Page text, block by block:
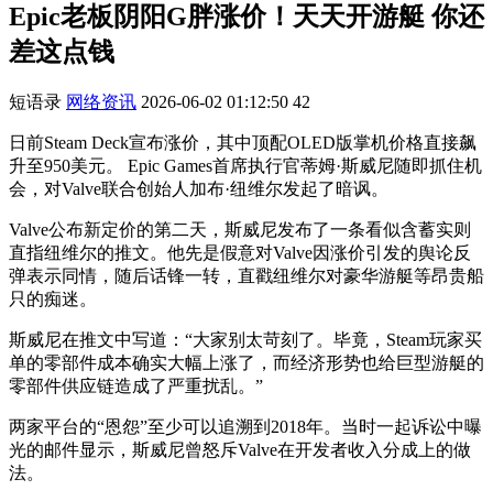
Epic老板阴阳G胖涨价！天天开游艇 你还
差这点钱
短语录 网络资讯 2026-06-02 01:12:50 42
日前Steam Deck宣布涨价，其中顶配OLED版掌机价格直接飙
升至950美元。 Epic Games首席执行官蒂姆·斯威尼随即抓住机
会，对Valve联合创始人加布·纽维尔发起了暗讽。
Valve公布新定价的第二天，斯威尼发布了一条看似含蓄实则
直指纽维尔的推文。他先是假意对Valve因涨价引发的舆论反
弹表示同情，随后话锋一转，直戳纽维尔对豪华游艇等昂贵船
只的痴迷。
斯威尼在推文中写道：“大家别太苛刻了。毕竟，Steam玩家买
单的零部件成本确实大幅上涨了，而经济形势也给巨型游艇的
零部件供应链造成了严重扰乱。”
两家平台的“恩怨”至少可以追溯到2018年。当时一起诉讼中曝
光的邮件显示，斯威尼曾怒斥Valve在开发者收入分成上的做
法。